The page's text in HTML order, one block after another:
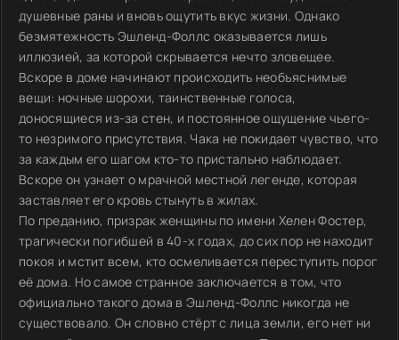
душевные раны и вновь ощутить вкус жизни. Однако
безмятежность Эшленд-Фоллс оказывается лишь
иллюзией, за которой скрывается нечто зловещее.
Вскоре в доме начинают происходить необъяснимые
вещи: ночные шорохи, таинственные голоса,
доносящиеся из-за стен, и постоянное ощущение чьего-
то незримого присутствия. Чака не покидает чувство, что
за каждым его шагом кто-то пристально наблюдает.
Вскоре он узнает о мрачной местной легенде, которая
заставляет его кровь стынуть в жилах.
По преданию, призрак женщины по имени Хелен Фостер,
трагически погибшей в 40-х годах, до сих пор не находит
покоя и мстит всем, кто осмеливается переступить порог
её дома. Но самое странное заключается в том, что
официально такого дома в Эшленд-Фоллс никогда не
существовало. Он словно стёрт с лица земли, его нет ни